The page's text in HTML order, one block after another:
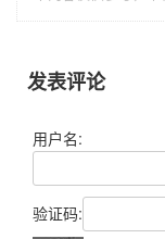
发表评论
用户名:
验证码: